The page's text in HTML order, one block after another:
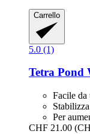
Carrello
5.0 (1)
Tetra Pond
Facile da
Per
CHF 21.00